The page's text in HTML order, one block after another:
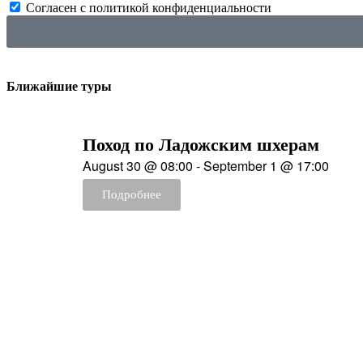
Согласен с политикой конфиденциальности
Ближайшие туры
Поход по Ладожским шхерам
August 30 @08:00 -September 1 @ 17:00
Подробнее